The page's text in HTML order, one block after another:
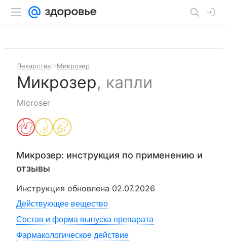
Лекарства Микрозер
Микрозер, капли
Microser
Микрозер: инструкция по применению и
отзывы
Инструкция обновлена 02.07.2026
Действующее вещество
Состав и форма выпуска препарата
Фармакологическое действие